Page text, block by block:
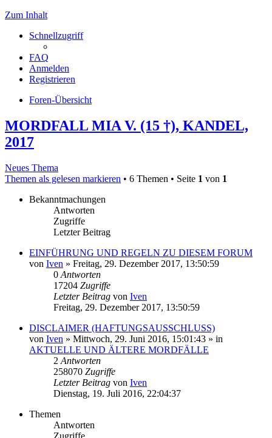
Zum Inhalt
Schnellzugriff
FAQ
Anmelden
Registrieren
Foren-Übersicht
MORDFALL MIA V. (15 †), KANDEL,
2017
Neues Thema
Themen als gelesen markieren • 6 Themen • Seite 1 von 1
Bekanntmachungen
Antworten
Zugriffe
Letzter Beitrag
EINFÜHRUNG UND REGELN ZU DIESEM FORUM
von Iven » Freitag, 29. Dezember 2017, 13:50:59
0 Antworten
17204 Zugriffe
Letzter Beitrag von Iven
Freitag, 29. Dezember 2017, 13:50:59
DISCLAIMER (HAFTUNGSAUSSCHLUSS)
von Iven » Mittwoch, 29. Juni 2016, 15:01:43 » in
AKTUELLE UND ÄLTERE MORDFÄLLE
2 Antworten
258070 Zugriffe
Letzter Beitrag von Iven
Dienstag, 19. Juli 2016, 22:04:37
Themen
Antworten
Zugriffe